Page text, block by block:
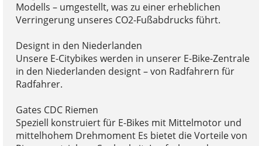
Modells – umgestellt, was zu einer erheblichen
Verringerung unseres CO2-Fußabdrucks führt.
Designt in den Niederlanden
Unsere E-Citybikes werden in unserer E-Bike-Zentrale
in den Niederlanden designt – von Radfahrern für
Radfahrer.
Gates CDC Riemen
Speziell konstruiert für E-Bikes mit Mittelmotor und
mittelhohem Drehmoment Es bietet die Vorteile von